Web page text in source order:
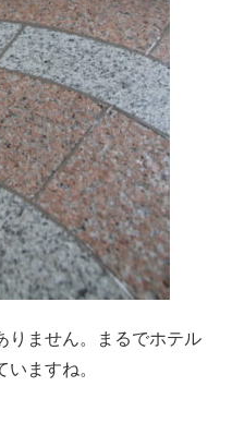
りません。まるでホテル
ますね。